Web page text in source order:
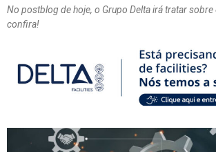
No postblog de hoje, o Grupo Delta irá tratar sobre
confira!